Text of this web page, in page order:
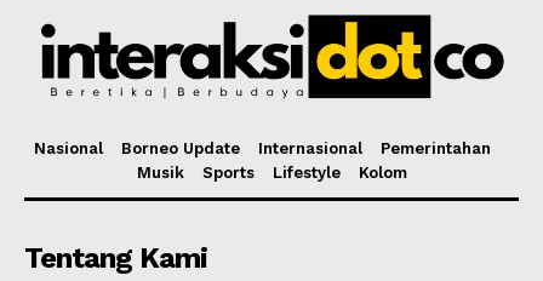
Nasional Borneo Update Internasional
Pemerintahan
Musik
Sports Lifestyle Kolom
Tentang Kami